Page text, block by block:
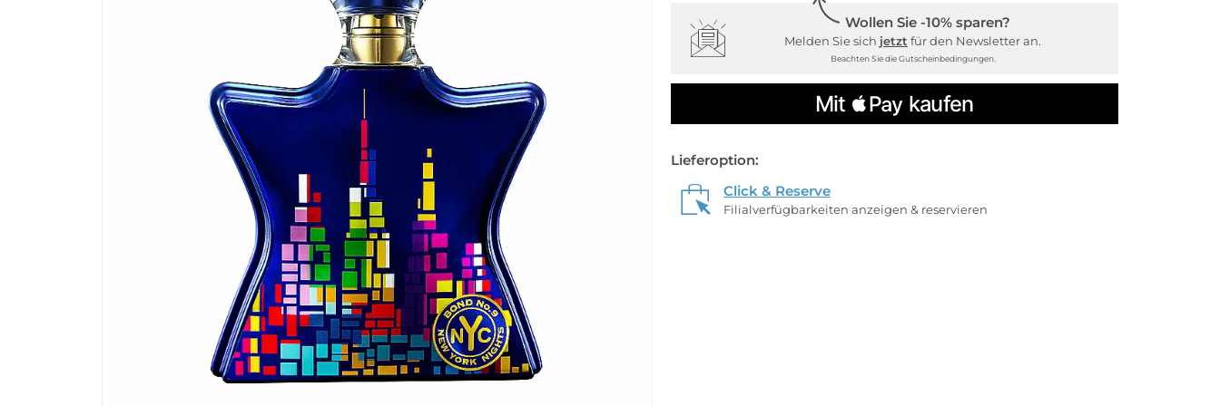
Wollen Sie -10% sparen?
Melden Sie sich jetzt für den Newsletter an.
Beachten Sie die Gutscheinbedingungen.
Lieferoption:
Click & Reserve
Filialverfügbarkeiten anzeigen & reservieren